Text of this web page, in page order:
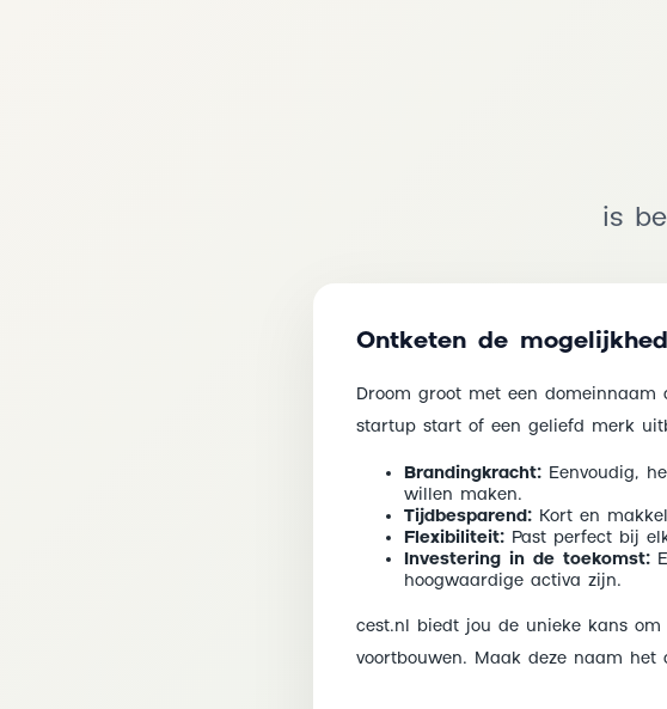
is
Ontketen de
Droom groot met een
startup start of een geliefd merk
Brandingkracht: Eenvoudig,
willen maken.
Tijdbesparend: Kort en
Flexibiliteit: Past perfect bij
Investering in de toekomst:
hoogwaardige activa zijn.
cest.nl biedt jou de unieke kans
voortbouwen. Maak deze naam het